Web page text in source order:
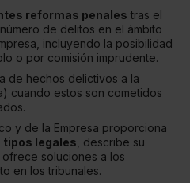
reformas penales tras el
de delitos en el ámbito
incluyendo la posibilidad
o por comisión imprudente.
de hechos delictivos a la
cuando estos son cometidos
y de la Empresa proporciona
tipos legales , describe su
soluciones a los
en los tribunales.